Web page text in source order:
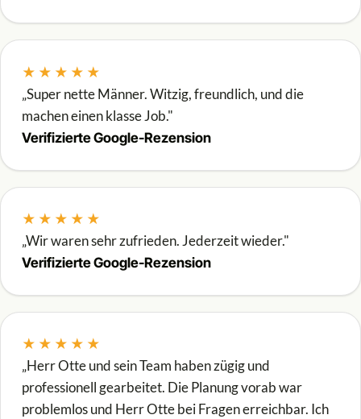
★★★★★
„Super nette Männer. Witzig, freundlich, und die
machen einen klasse Job."
Verifizierte Google-Rezension
★★★★★
„Wir waren sehr zufrieden. Jederzeit wieder."
Verifizierte Google-Rezension
★★★★★
„Herr Otte und sein Team haben zügig und
professionell gearbeitet. Die Planung vorab war
problemlos und Herr Otte bei Fragen erreichbar. Ich